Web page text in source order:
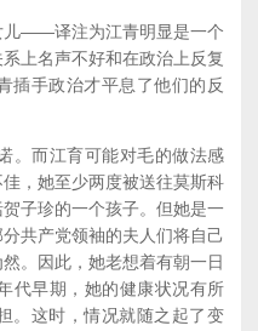
——译注为江青明显是一个
上名声不好和在政治上反复
插手政治才平息了他们的反
而江育可能对毛的做法感
，她至少两度被送往莫斯科
子珍的一个孩子。但她是一
共产党领袖的夫人们将自己
。因此，她老想着有朝一日
代早期，她的健康状况有所
。这时，情况就随之起了变